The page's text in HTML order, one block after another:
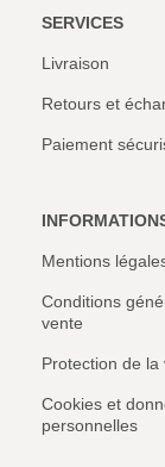
SERVICES
Livraison
Retours et
Paiement
Mentions
Conditions
vente
Protection de la
Cookies et
personnelles